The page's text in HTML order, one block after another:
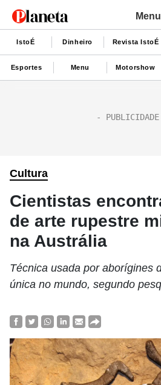
Menu
IstoÉ Dinheiro Revista IstoÉ
Esportes Menu Motorshow
Cultura
Cientistas
de arte rupestre
na Austrália
Técnica usada por aborígines
única no mundo, segundo